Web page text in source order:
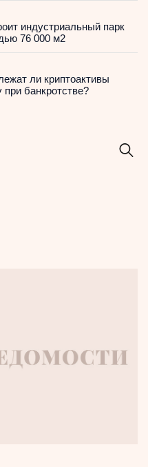
индустриальный парк
76 000 м2
ли криптоактивы
банкротстве?